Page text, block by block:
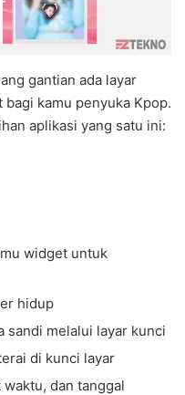
gantian ada layar
kamu penyuka Kpop.
aplikasi yang satu ini:
widget untuk
hidup
sandi melalui layar kunci
di kunci layar
dan tanggal